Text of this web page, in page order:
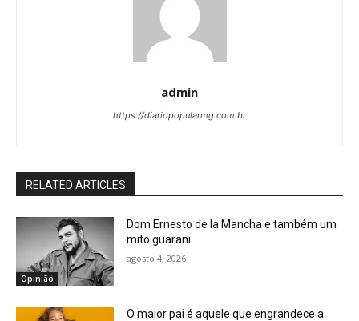
admin
https://diariopopularmg.com.br
RELATED ARTICLES
Opinião
Dom Ernesto de la Mancha e também um
mito guarani
agosto 4, 2026
O maior pai é aquele que engrandece a